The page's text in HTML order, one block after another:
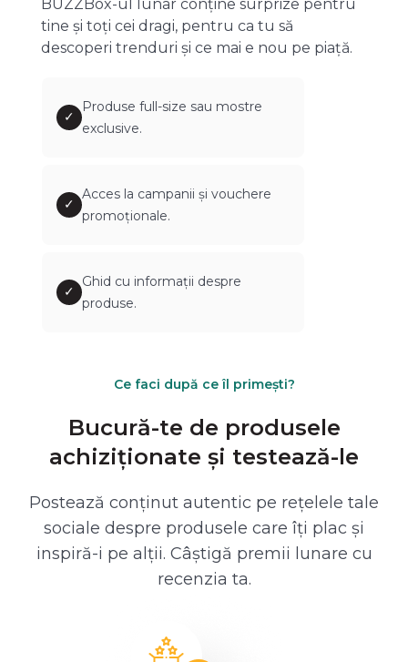
BUZZBox-ul lunar conține surprize pentru
tine și toți cei dragi, pentru ca tu să
descoperi trenduri și ce mai e nou pe piață.
✓
Produse full-size sau mostre
exclusive.
✓
Acces la campanii și vouchere
promoționale.
✓
Ghid cu informații despre
produse.
Ce faci după ce îl primești?
Bucură-te de produsele
achiziționate și testează-le
Postează conținut autentic pe rețelele tale
sociale despre produsele care îți plac și
inspiră-i pe alții. Câștigă premii lunare cu
recenzia ta.